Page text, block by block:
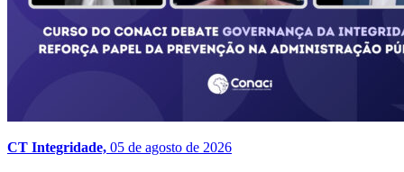
CT Integridade, 05 de agosto de 2026